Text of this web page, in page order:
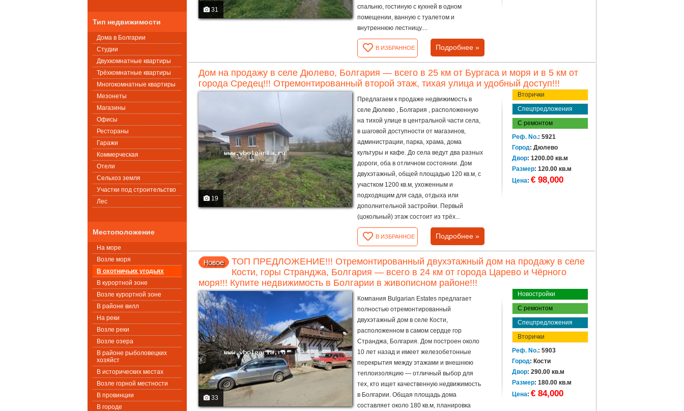
Тип недвижимости
Дома в Болгарии
Студии
Двухкомнатные квартиры
Трёхкомнатные квартиры
Многокомнатные квартиры
Мезонеты
Магазины
Офисы
Рестораны
Гаражи
Коммерческая
Oтели
Сельхоз земля
Участки под строительство
Лес
Местоположение
На море
Возле моря
В охотничьих угодьях
В курортной зоне
Возле курортной зоне
В районе вилл
На реки
Возле реки
Возле озера
В районе рыболовецких
хозяйст
В исторических местах
Возле горной местности
В провинции
В городе
31
спальню, гостиную с кухней в одном
помещении, ванную с туалетом и
внутреннюю лестницу....
В ИЗБРАННОЕ Подробнее »
Дом на продажу в селе Дюлево, Болгария — всего в 25 км от Бургаса и моря и в 5 км от
города Средец!!! Отремонтированный второй этаж, тихая улица и удобный доступ!!!
19
Предлагаем к продаже недвижимость в
селе Дюлево , Болгария , расположенную
на тихой улице в центральной части села,
в шаговой доступности от магазинов,
администрации, парка, храма, дома
культуры и кафе. До села ведут два разных
дороги, оба в отличном состоянии. Дом
двухэтажный, общей площадью 120 кв.м, с
участком 1200 кв.м, ухоженным и
подходящим для сада, отдыха или
дополнительной застройки. Первый
(цокольный) этаж состоит из трёх...
В ИЗБРАННОЕ Подробнее »
Вторички
Спецпредложения
С ремонтом
Реф. No.: 5921
Город: Дюлево
Двор: 1200.00 кв.м
Размер: 120.00 кв.м
Цена: € 98,000
ТОП ПРЕДЛОЖЕНИЕ!!! Отремонтированный двухэтажный дом на продажу в селе
Кости, горы Странджа, Болгария — всего в 24 км от города Царево и Чёрного
моря!!! Купите недвижимость в Болгарии в живописном районе!!!
33
Компания Bulgarian Estates предлагает
полностью отремонтированный
двухэтажный дом в селе Кости,
расположенном в самом сердце гор
Странджа, Болгария. Дом построен около
10 лет назад и имеет железобетонные
перекрытия между этажами и внешнюю
теплоизоляцию — отличный выбор для
тех, кто ищет качественную недвижимость
в Болгарии. Общая площадь дома
составляет около 180 кв.м, планировка
Новостройки
С ремонтом
Спецпредложения
Вторички
Реф. No.: 5903
Город: Кости
Двор: 290.00 кв.м
Размер: 180.00 кв.м
Цена: € 84,000